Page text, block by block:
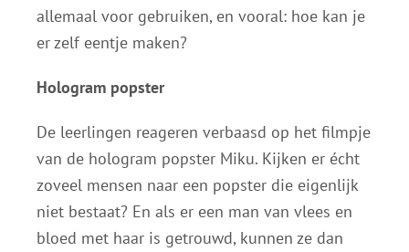
allemaal voor gebruiken, en vooral: hoe kan je
er zelf eentje maken?
Hologram popster
De leerlingen reageren verbaasd op het filmpje
van de hologram popster Miku. Kijken er écht
zoveel mensen naar een popster die eigenlijk
niet bestaat? En als er een man van vlees en
bloed met haar is getrouwd, kunnen ze dan